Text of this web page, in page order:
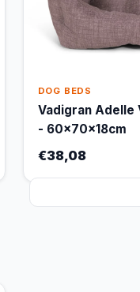
DOG BEDS
Vadigran Adelle
- 60x70x18cm
€38,08